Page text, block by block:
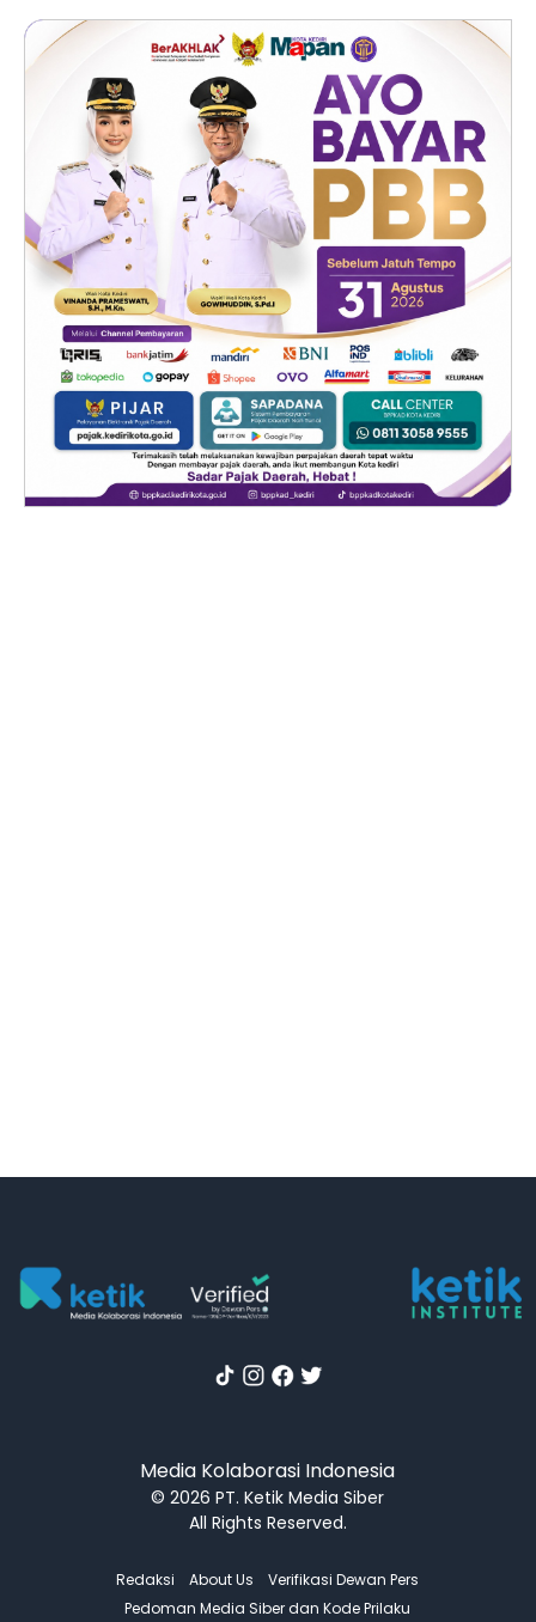
Media Kolaborasi Indonesia
© 2026 PT. Ketik Media Siber
All Rights Reserved.
Redaksi About Us
Verifikasi Dewan Pers
Pedoman Media Siber dan Kode Prilaku